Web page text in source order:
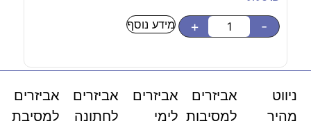
-
+ מידע נוסף
ניווט
מהיר
אביזרים
למסיבות
אביזרים
לימי
אביזרים
לחתונה
אביזרים
למסיבת